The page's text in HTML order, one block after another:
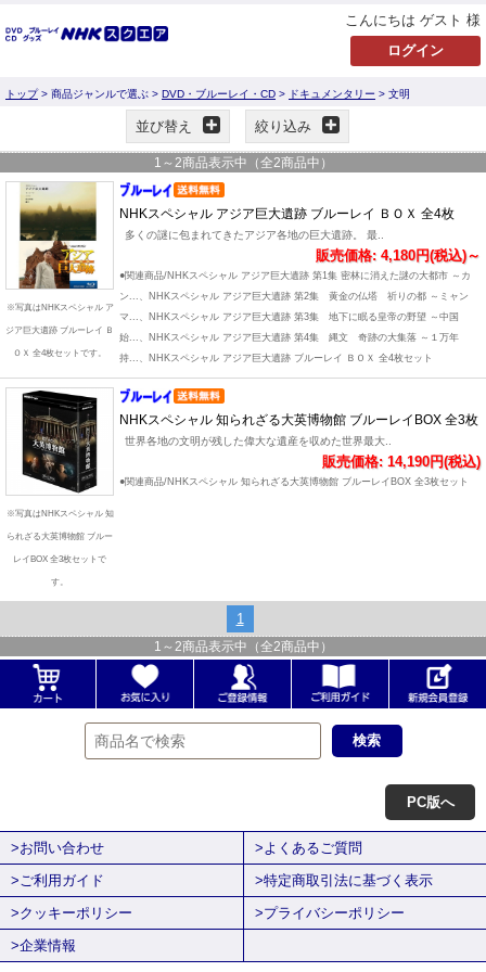
こんにちは ゲスト 様
トップ> 商品ジャンルで選ぶ > DVD・ブルーレイ・CD > ドキュメンタリー > 文明
並び替え 絞り込み
1 ～ 2商品表示中（全2商品中）
※写真はNHKスペシャル ア
ジア巨大遺跡 ブルーレイ Ｂ
ＯＸ 全4枚セットです。
NHKスペシャル アジア巨大遺跡 ブルーレイ ＢＯＸ 全4枚
多くの謎に包まれてきたアジア各地の巨大遺跡。 最..
販売価格: 4,180円(税込)～
●関連商品/NHKスペシャル アジア巨大遺跡 第1集 密林に消えた謎の大都市 ～カ
ン...、NHKスペシャル アジア巨大遺跡 第2集 黄金の仏塔 祈りの都 ～ミャン
マ...、NHKスペシャル アジア巨大遺跡 第3集 地下に眠る皇帝の野望 ～中国
始...、NHKスペシャル アジア巨大遺跡 第4集 縄文 奇跡の大集落 ～１万年
持...、NHKスペシャル アジア巨大遺跡 ブルーレイ ＢＯＸ 全4枚セット
※写真はNHKスペシャル 知
られざる大英博物館 ブルー
レイBOX 全3枚セットで
す。
NHKスペシャル 知られざる大英博物館 ブルーレイBOX 全3枚
世界各地の文明が残した偉大な遺産を収めた世界最大..
販売価格: 14,190円(税込)
●関連商品/NHKスペシャル 知られざる大英博物館 ブルーレイBOX 全3枚セット
1
1 ～ 2商品表示中（全2商品中）
PC版へ
>お問い合わせ
>よくあるご質問
>ご利用ガイド
>特定商取引法に基づく表示
>クッキーポリシー
>プライバシーポリシー
>企業情報